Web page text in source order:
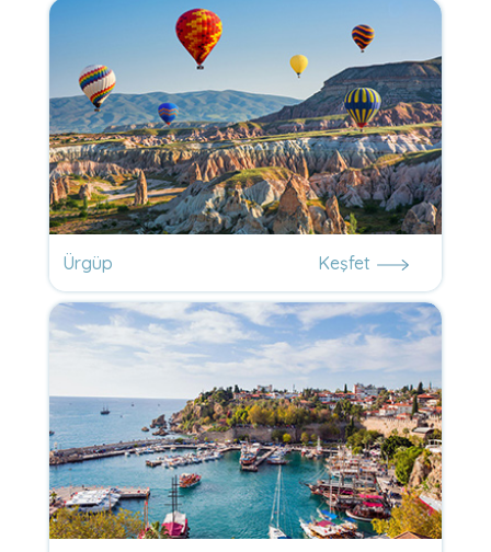
Ürgüp Keşfet